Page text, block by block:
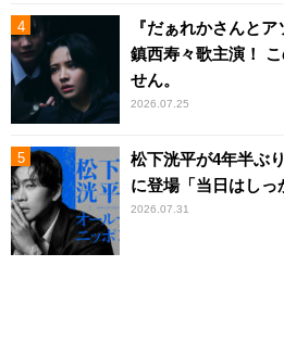
『だぁれかさんと
鎮西寿々歌主演！
せん。
2026.07.25
松下洸平が4年半ぶ
に登場「当日はしっ
2026.07.31